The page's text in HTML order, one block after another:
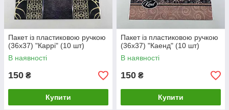
Пакет із пластиковою ручкою
(36х37) "Каррі" (10 шт)
В наявності
150 ₴
Купити
Пакет із пластиковою ручкою
(36х37) "Каенд" (10 шт)
В наявності
150 ₴
Купити